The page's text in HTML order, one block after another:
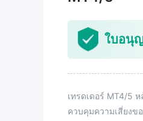
ใบอนุ
เทรดเดอร์ MT4/5
ควบคุมความเสี่ยงข